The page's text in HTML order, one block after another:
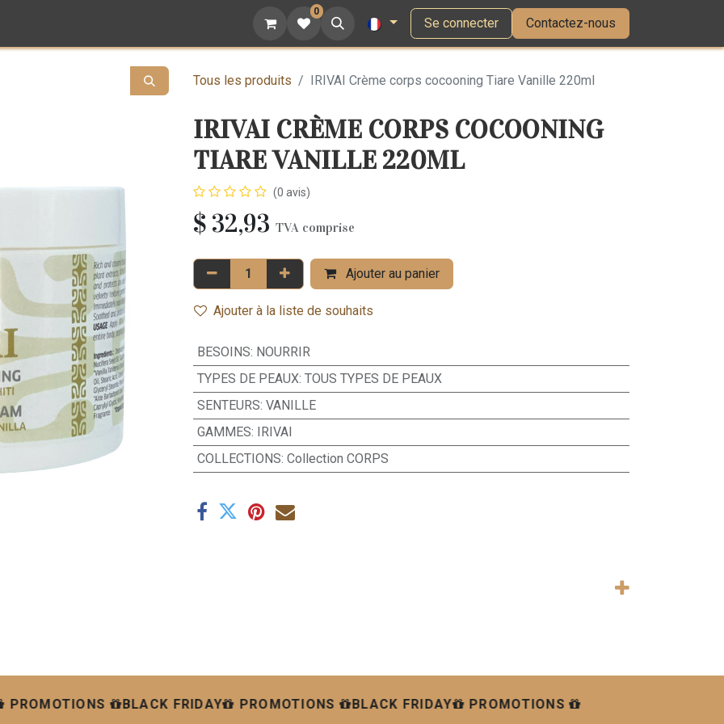
Devenez revendeur
0
Se connecter Contactez-nous
Tous les produits IRIVAI Crème corps cocooning Tiare Vanille 220ml
IRIVAI CRÈME CORPS COCOONING
TIARE VANILLE 220ML
(0 avis)
$ 32,93 TVA comprise
Ajouter au panier
Ajouter à la liste de souhaits
BESOINS: NOURRIR
TYPES DE PEAUX: TOUS TYPES DE PEAUX
SENTEURS: VANILLE
GAMMES: IRIVAI
COLLECTIONS: Collection CORPS
PROMOTIONS BLACK FRIDAY PROMOTIONS BLACK FRIDAY PROMOTIONS